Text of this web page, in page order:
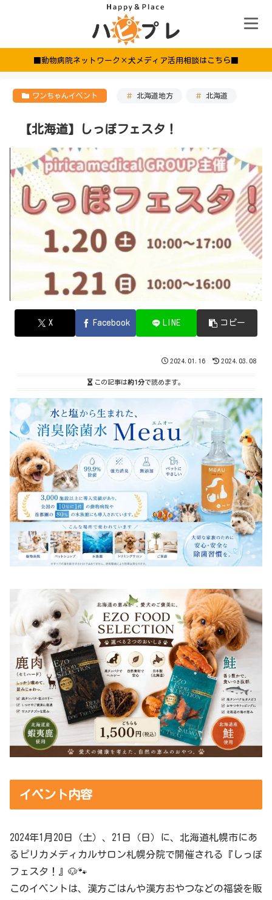
■動物病院ネットワーク×犬メディア活用相談はこちら■
ワンちゃんイベント 北海道地方 北海道
【北海道】しっぽフェスタ！
X Facebook LINE コピー
2024.01.16 2024.03.08
この記事は約1分で読めます。
イベント内容
2024年1月20日（土）、21日（日）に、北海道札幌市にあ
るピリカメディカルサロン札幌分院で開催される『しっぽ
フェスタ！』🐶🐾
このイベントは、漢方ごはんや漢方おやつなどの福袋を販